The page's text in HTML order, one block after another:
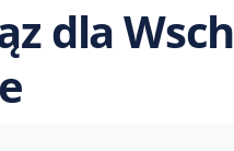
dla